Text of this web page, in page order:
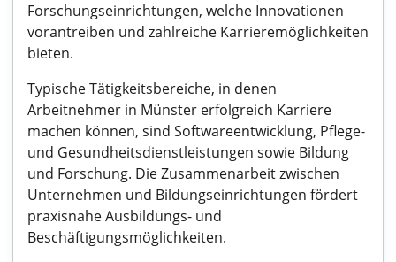
Forschungseinrichtungen, welche Innovationen
vorantreiben und zahlreiche Karrieremöglichkeiten
bieten.
Typische Tätigkeitsbereiche, in denen
Arbeitnehmer in Münster erfolgreich Karriere
machen können, sind Softwareentwicklung, Pflege-
und Gesundheitsdienstleistungen sowie Bildung
und Forschung. Die Zusammenarbeit zwischen
Unternehmen und Bildungseinrichtungen fördert
praxisnahe Ausbildungs- und
Beschäftigungsmöglichkeiten.